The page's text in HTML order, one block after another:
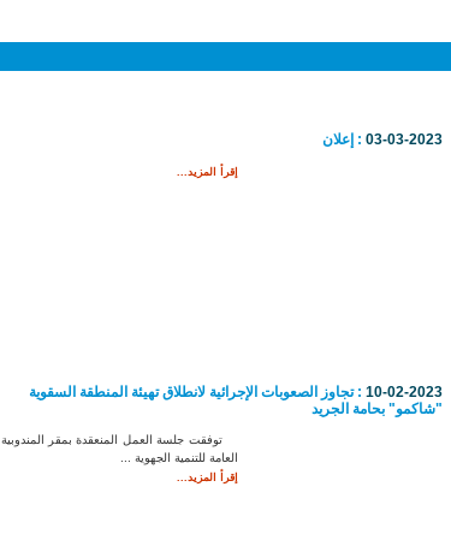
03-03-2023 : إعلان
إقرأ المزيد...
10-02-2023 : تجاوز الصعوبات الإجرائية لانطلاق تهيئة المنطقة السقوية
"شاكمو" بحامة الجريد
توفقت جلسة العمل المنعقدة بمقر المندوبية
العامة للتنمية الجهوية ...
إقرأ المزيد...